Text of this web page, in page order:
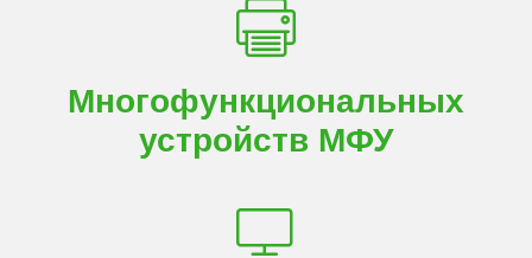
Многофункциональных
устройств МФУ